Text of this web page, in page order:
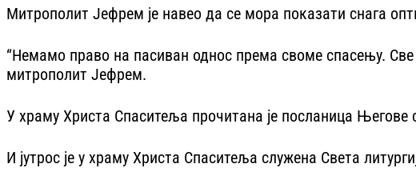
Митрополит Јефрем је навео да се мора показати снага
“Немамо право на пасиван однос према своме спасењу.
митрополит Јефрем.
У храму Христа Спаситеља прочитана је посланица Његове
И јутрос је у храму Христа Спаситеља служена Света